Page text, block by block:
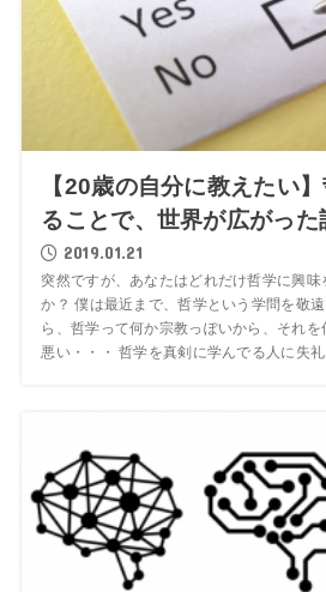
【20歳の自分に教えたい
ることで、世界が広がった
2019.01.21
突然ですが、あなたはどれだけ哲学に興味
か？ 僕は最近まで、哲学という学問を敬
ら、哲学って何か宗教っぽいから、それ
悪い・・・ 哲学を真剣に学んでる人に失礼